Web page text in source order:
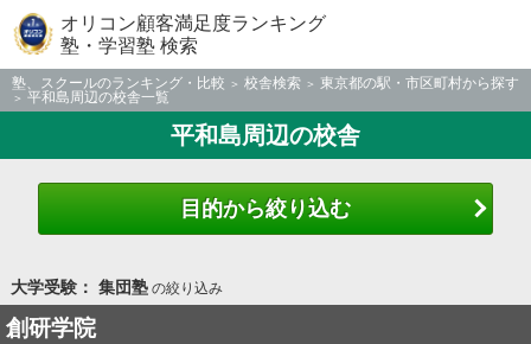
オリコン顧客満足度ランキング
塾・学習塾 検索
塾、スクールのランキング・比較 校舎検索
東京都の駅・市区町村から探す
平和島周辺の校舎一覧
平和島周辺の校舎
目的から絞り込む
大学受験： 集団塾の絞り込み
創研学院